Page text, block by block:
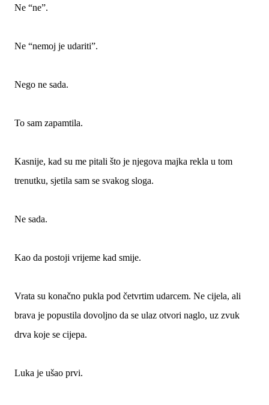
Ne “ne”.
Ne “nemoj je udariti”.
Nego ne sada.
To sam zapamtila.
Kasnije, kad su me pitali što je njegova majka rekla u tom
trenutku, sjetila sam se svakog sloga.
Ne sada.
Kao da postoji vrijeme kad smije.
Vrata su konačno pukla pod četvrtim udarcem. Ne cijela, ali
brava je popustila dovoljno da se ulaz otvori naglo, uz zvuk
drva koje se cijepa.
Luka je ušao prvi.